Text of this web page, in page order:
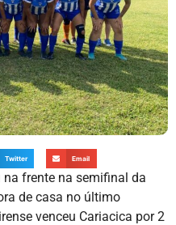
Twitter Email
frente na semifinal da
de casa no último
venceu Cariacica por 2